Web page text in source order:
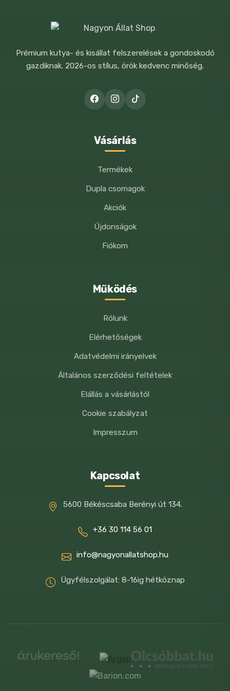
A NEVEM, E-MAIL CÍMEM, ÉS
WEBOLDALCÍMEM MENTÉSE A
Prémium kutya- és kisállat felszerelések a gondoskodó
gazdiknak. 2026-os stílus, örök kedvenc minőség.
Vásárlás
Termékek
Dupla csomagok
Akciók
Újdonságok
Fiókom
Működés
Rólunk
Elérhetőségek
Adatvédelmi irányelvek
Általános szerződési feltételek
Elállás a vásárlástól
Cookie szabályzat
Impresszum
Kapcsolat
5600 Békéscsaba Berényi út 134.
+36 30 114 56 01
info@nagyonallatshop.hu
Ügyfélszolgálat: 8-16ig hétköznap